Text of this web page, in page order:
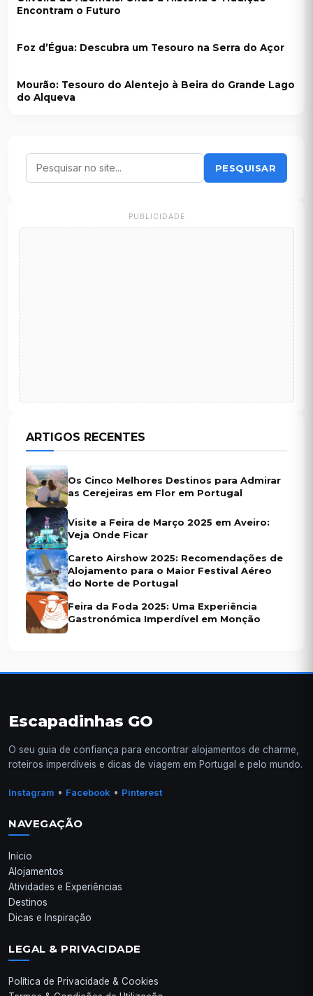
Encontram o Futuro
Foz d’Égua: Descubra um Tesouro na Serra do Açor
Mourão: Tesouro do Alentejo à Beira do Grande Lago
do Alqueva
PESQUISAR
PUBLICIDADE
ARTIGOS RECENTES
Os Cinco Melhores Destinos para Admirar
as Cerejeiras em Flor em Portugal
Visite a Feira de Março 2025 em Aveiro:
Veja Onde Ficar
Careto Airshow 2025: Recomendações de
Alojamento para o Maior Festival Aéreo
do Norte de Portugal
Feira da Foda 2025: Uma Experiência
Gastronómica Imperdível em Monção
Escapadinhas GO
O seu guia de confiança para encontrar alojamentos de charme,
roteiros imperdíveis e dicas de viagem em Portugal e pelo mundo.
Instagram • Facebook • Pinterest
NAVEGAÇÃO
Início
Alojamentos
Atividades e Experiências
Destinos
Dicas e Inspiração
LEGAL & PRIVACIDADE
Política de Privacidade & Cookies